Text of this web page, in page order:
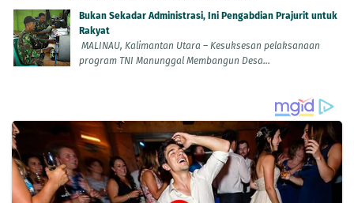
Bukan Sekadar Administrasi, Ini Pengabdian Prajurit untuk
Rakyat
MALINAU, Kalimantan Utara – Kesuksesan pelaksanaan
program TNI Manunggal Membangun Desa...